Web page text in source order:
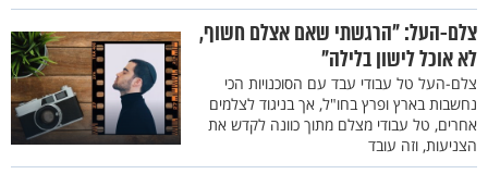
צלם-העל: "הרגשתי שאם אצלם חשוף,
לא אוכל לישון בלילה"
צלם-העל טל עבודי עבד עם הסוכנויות הכי
נחשבות בארץ ופרץ בחו"ל, אך בניגוד לצלמים
אחרים, טל עבודי מצלם מתוך כוונה לקדש את
הצניעות, וזה עובד